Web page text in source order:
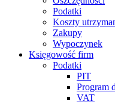
Podatki
Koszty
Zakupy
Wypoczynek
Księgowość firm
Podatki
PIT
Program
VAT